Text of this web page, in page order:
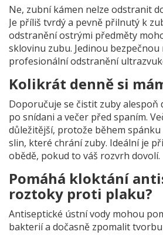
Ne, zubní kámen nelze odstranit
Je příliš tvrdý a pevně přilnutý k
odstranění ostrými předměty
sklovinu zubu. Jedinou bezpečnou
profesionální odstranění
Kolikrát denně si
Doporučuje se čistit zuby alespoň
po snídani a večer před spaním.
důležitější, protože během
slin, které chrání zuby. Ideální je
obědě, pokud to váš rozvrh dovolí.
Pomáhá kloktání
roztoky proti plaku?
Antiseptické ústní vody mohou
bakterií a dočasně zpomalit